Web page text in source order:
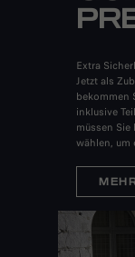
Extra
Jetzt als
bekommen
inklusive
müssen
wählen, um